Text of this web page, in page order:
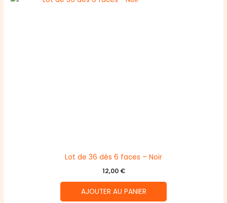
Lot de 36 dés 6 faces – Noir
12,00 €
AJOUTER AU PANIER